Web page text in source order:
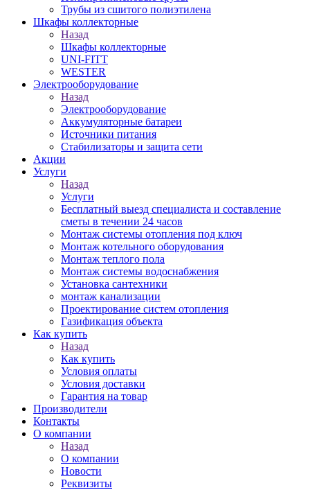
Трубы из сшитого полиэтилена
Шкафы коллекторные
Назад
Шкафы коллекторные
UNI-FITT
WESTER
Электрооборудование
Назад
Электрооборудование
Аккумуляторные батареи
Источники питания
Стабилизаторы и защита сети
Акции
Услуги
Назад
Услуги
Бесплатный выезд специалиста и составление
сметы в течении 24 часов
Монтаж системы отопления под ключ
Монтаж котельного оборудования
Монтаж теплого пола
Монтаж системы водоснабжения
Установка сантехники
монтаж канализации
Проектирование систем отопления
Газификация объекта
Как купить
Назад
Как купить
Условия оплаты
Условия доставки
Гарантия на товар
Производители
Контакты
О компании
Назад
О компании
Новости
Реквизиты